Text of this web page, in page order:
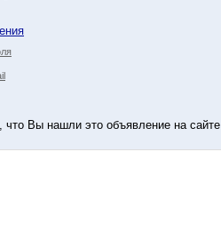
что Вы нашли это объявление на сайте